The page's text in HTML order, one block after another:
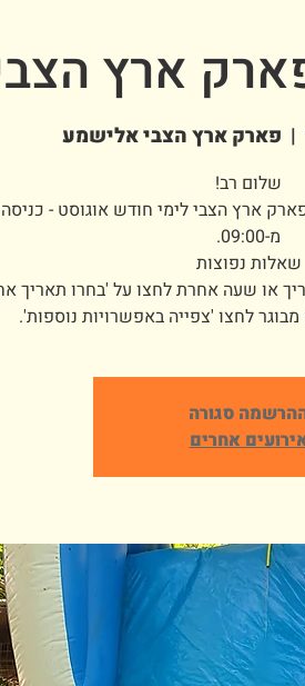
ארץ
  |
פארק ארץ הצבי אלישמע
ארץ הצבי לימי חודש אוגוסט -
סגורה
אחרים